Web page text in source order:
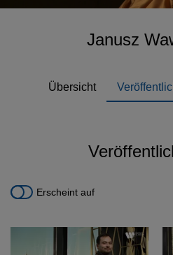
Janusz
Übersicht
Erscheint auf